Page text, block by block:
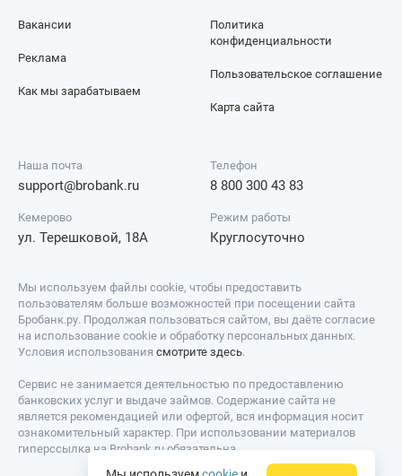
Вакансии
Реклама
Как мы зарабатываем
Политика
конфиденциальности
Пользовательское соглашение
Карта сайта
Наша почта
support@brobank.ru
Телефон
8 800 300 43 83
Кемерово
ул. Терешковой, 18А
Режим работы
Круглосуточно
Мы используем файлы cookie, чтобы предоставить
пользователям больше возможностей при посещении сайта
Бробанк.ру. Продолжая пользоваться сайтом, вы даёте согласие
на использование cookie и обработку персональных данных.
Условия использования смотрите здесь.
Сервис не занимается деятельностью по предоставлению
банковских услуг и выдаче займов. Содержание сайта не
является рекомендацией или офертой, вся информация носит
ознакомительный характер. При использовании материалов
гиперссылка на Brobank.ru обязательна.